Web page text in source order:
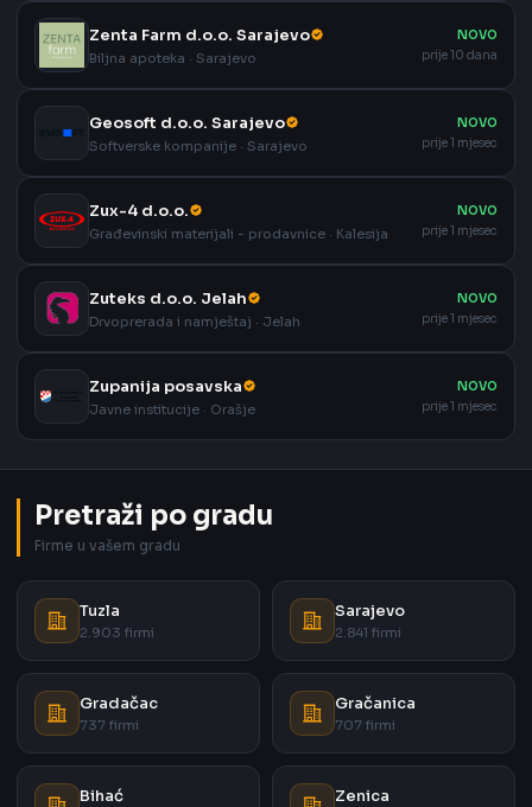
Zenta Farm d.o.o. Sarajevo
Biljna apoteka · Sarajevo
NOVO
prije 10 dana
Geosoft d.o.o. Sarajevo
Softverske kompanije · Sarajevo
NOVO
prije 1 mjesec
Zux-4 d.o.o.
Građevinski materijali - prodavnice · Kalesija
NOVO
prije 1 mjesec
Zuteks d.o.o. Jelah
Drvoprerada i namještaj · Jelah
NOVO
prije 1 mjesec
Zupanija posavska
Javne institucije · Orašje
NOVO
prije 1 mjesec
Pretraži po gradu
Firme u vašem gradu
Tuzla
2.903 firmi
Sarajevo
2.841 firmi
Gradačac
737 firmi
Gračanica
707 firmi
Bihać Zenica